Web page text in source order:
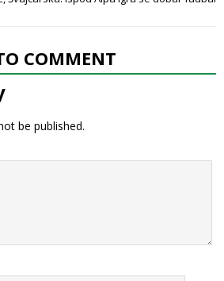
COMMENT
be published.